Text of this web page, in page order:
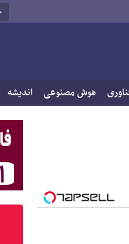
هوش مصنوعی اندیشه